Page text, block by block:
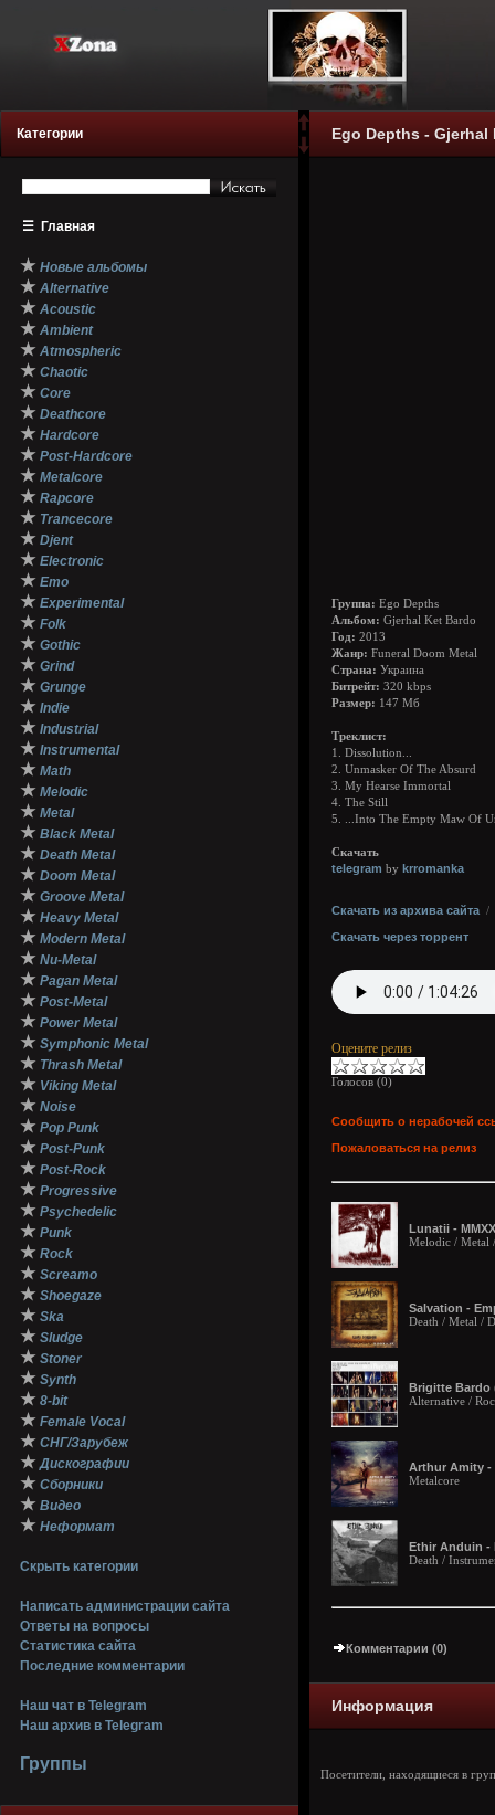
Категории
☰ Главная
★ Новые альбомы
★ Alternative
★ Acoustic
★ Ambient
★ Atmospheric
★ Chaotic
★ Core
★ Deathcore
★ Hardcore
★ Post-Hardcore
★ Metalcore
★ Rapcore
★ Trancecore
★ Djent
★ Electronic
★ Emo
★ Experimental
★ Folk
★ Gothic
★ Grind
★ Grunge
★ Indie
★ Industrial
★ Instrumental
★ Math
★ Melodic
★ Metal
★ Black Metal
★ Death Metal
★ Doom Metal
★ Groove Metal
★ Heavy Metal
★ Modern Metal
★ Nu-Metal
★ Pagan Metal
★ Post-Metal
★ Power Metal
★ Symphonic Metal
★ Thrash Metal
★ Viking Metal
★ Noise
★ Pop Punk
★ Post-Punk
★ Post-Rock
★ Progressive
★ Psychedelic
★ Punk
★ Rock
★ Screamo
★ Shoegaze
★ Ska
★ Sludge
★ Stoner
★ Synth
★ 8-bit
★ Female Vocal
★ СНГ/Зарубеж
★ Дискографии
★ Сборники
★ Видео
★ Неформат
Скрыть категории
Написать администрации сайта
Ответы на вопросы
Статистика сайта
Последние комментарии
Наш чат в Telegram
Наш архив в Telegram
Группы
Ego Depths - Gjerhal
Группа: Ego Depths
Альбом: Gjerhal Ket Bardo
Год: 2013
Жанр: Funeral Doom Metal
Страна: Украина
Битрейт: 320 kbps
Размер: 147 Мб
Треклист:
1. Dissolution...
2. Unmasker Of The Absurd
3. My Hearse Immortal
4. The Still
5. ...Into The Empty Maw Of
Скачать
telegram by krromanka
Скачать из архива сайта /
Скачать через торрент
Оцените релиз
Голосов (0)
Сообщить о нерабочей
Пожаловаться на релиз
Lunatii -
Melodic / Metal
Salvation -
Death / Metal /
Brigitte Bardo
Alternative /
Arthur Amity -
Metalcore
Ethir Anduin -
Death /
Комментарии (0)
Информация
Посетители, находящиеся в